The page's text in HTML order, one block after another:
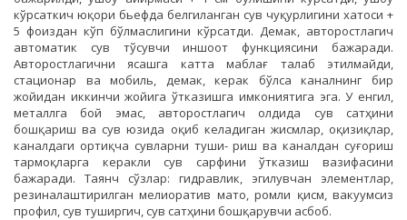
кўрсаткич юқори бьефда белгиланган сув чуқурлигини хатоси +
5 фоиздан кўп бўлмаслигини кўрсатди. Демак, авторостлагич
автоматик сув тўсувчи иншоот функциясини бажаради.
Авторостлагични ясашга катта маблағ талаб этилмайди,
стационар ва мобиль, демак, керак бўлса каналнинг бир
жойидан иккинчи жойига ўтказишга имкониятига эга. У енгил,
металлга бой эмас, авторостлагич олдида сув сатҳини
бошқариш ва сув юзида оқиб келадиган жисмлар, оқизиқлар,
каналдаги ортиқча сувларни туши- риш ва каналдан суғориш
тармоқларга керакли сув сарфини ўтказиш вазифасини
бажаради. Таянч сўзлар: гидравлик, эгилувчан элементлар,
резиналаштирилган мелиоратив мато, ромли қисм, вакуумсиз
профил, сув туширгич, сув сатҳини бошқарувчи асбоб.